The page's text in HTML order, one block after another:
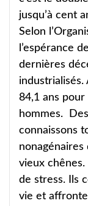
jusqu’à cent
Selon
l’espérance
dernières
industrialisés.
84,1 ans
hommes.
connaissons
vieux chênes.
de stress. Ils
vie et